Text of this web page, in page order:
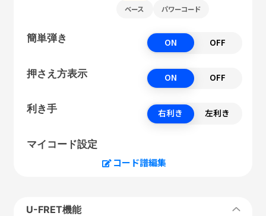
ベース パワーコード
簡単弾き ON OFF
押さえ方表示 ON OFF
利き手 右利き 左利き
マイコード設定
コード譜編集
U-FRET機能